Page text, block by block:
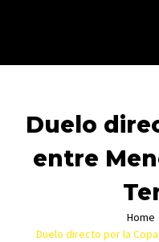
Duelo
entre
Home
Duelo directo por la